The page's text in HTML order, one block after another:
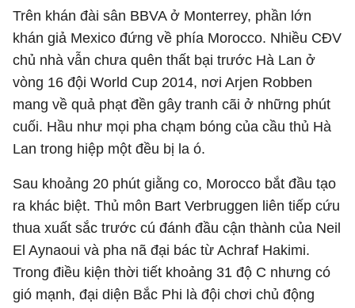
Trên khán đài sân BBVA ở Monterrey, phần lớn
khán giả Mexico đứng về phía Morocco. Nhiều CĐV
chủ nhà vẫn chưa quên thất bại trước Hà Lan ở
vòng 16 đội World Cup 2014, nơi Arjen Robben
mang về quả phạt đền gây tranh cãi ở những phút
cuối. Hầu như mọi pha chạm bóng của cầu thủ Hà
Lan trong hiệp một đều bị la ó.
Sau khoảng 20 phút giằng co, Morocco bắt đầu tạo
ra khác biệt. Thủ môn Bart Verbruggen liên tiếp cứu
thua xuất sắc trước cú đánh đầu cận thành của Neil
El Aynaoui và pha nã đại bác từ Achraf Hakimi.
Trong điều kiện thời tiết khoảng 31 độ C nhưng có
gió mạnh, đại diện Bắc Phi là đội chơi chủ động